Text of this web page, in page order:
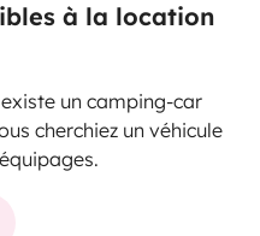
à la location
un camping-car
cherchiez un véhicule